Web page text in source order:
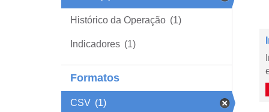
Histórico da Operação (1)
Indicadores (1)
Formatos
CSV (1)